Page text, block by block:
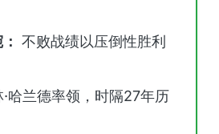
不败战绩以压倒性胜利
哈兰德率领，时隔27年历